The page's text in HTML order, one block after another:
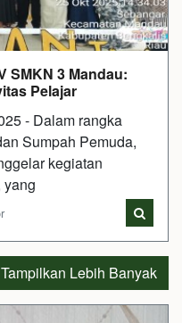
SMKN 3 Mandau:
Pelajar
- Dalam rangka
Sumpah Pemuda,
kegiatan
Tampilkan Lebih Banyak